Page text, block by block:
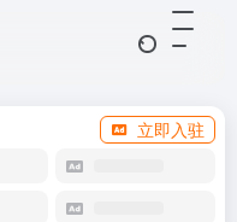
立即入驻